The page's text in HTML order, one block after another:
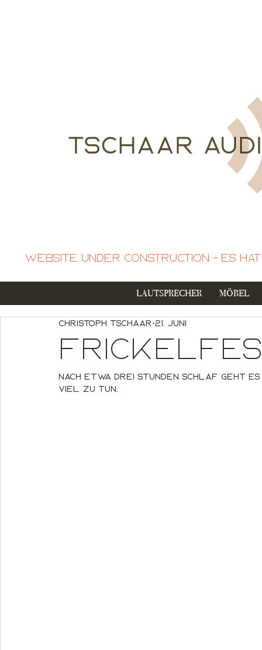
Website Under Construction – Es
LAUTSPRECHER MÖBEL
Frickelfest
Christoph Tschaar 21. Juni
Nach etwa drei Stunden Schlaf geht
viel zu tun.